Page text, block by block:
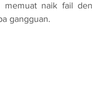
memuat naik fail
gangguan.